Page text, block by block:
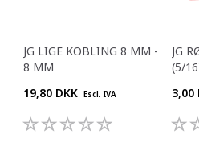
JG LIGE KOBLING 8 MM -
8 MM
19,80 DKK
Escl. IVA
JG
(5/
3,00